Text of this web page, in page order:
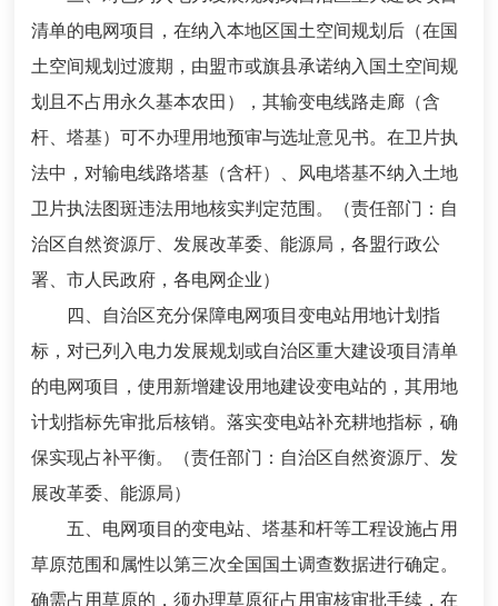
清单的电网项目，在纳入本地区国土空间规划后（在国
土空间规划过渡期，由盟市或旗县承诺纳入国土空间规
划且不占用永久基本农田），其输变电线路走廊（含
杆、塔基）可不办理用地预审与选址意见书。在卫片执
法中，对输电线路塔基（含杆）、风电塔基不纳入土地
卫片执法图斑违法用地核实判定范围。（责任部门：自
治区自然资源厅、发展改革委、能源局，各盟行政公
署、市人民政府，各电网企业）
四、自治区充分保障电网项目变电站用地计划指
标，对已列入电力发展规划或自治区重大建设项目清单
的电网项目，使用新增建设用地建设变电站的，其用地
计划指标先审批后核销。落实变电站补充耕地指标，确
保实现占补平衡。（责任部门：自治区自然资源厅、发
展改革委、能源局）
五、电网项目的变电站、塔基和杆等工程设施占用
草原范围和属性以第三次全国国土调查数据进行确定。
确需占用草原的，须办理草原征占用审核审批手续，在